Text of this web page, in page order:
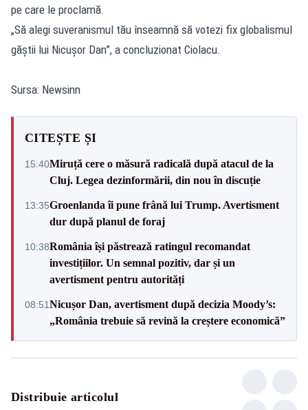
pe care le proclamă.
„Să alegi suveranismul tău înseamnă să votezi fix globalismul
găștii lui Nicușor Dan”, a concluzionat Ciolacu.
Sursa: Newsinn
CITEȘTE ȘI
15:40Miruță cere o măsură radicală după atacul de la
Cluj. Legea dezinformării, din nou în discuție
13:35Groenlanda îi pune frână lui Trump. Avertisment
dur după planul de foraj
10:38România își păstrează ratingul recomandat
investițiilor. Un semnal pozitiv, dar și un
avertisment pentru autorități
08:51Nicușor Dan, avertisment după decizia Moody’s:
„România trebuie să revină la creștere economică”
Distribuie articolul